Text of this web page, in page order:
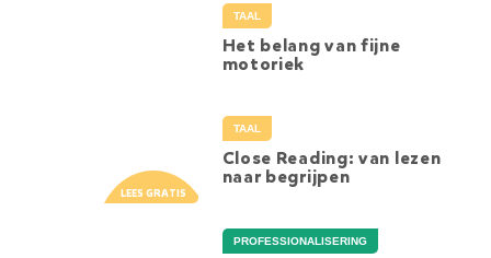
TAAL
Het belang van fijne
motoriek
TAAL
Close Reading: van lezen
naar begrijpen
PROFESSIONALISERING